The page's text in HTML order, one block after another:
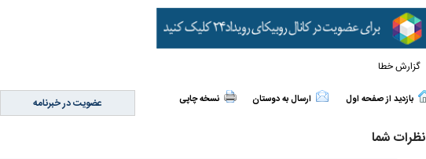
گزارش خطا
بازدید از صفحه اول ارسال به دوستان نسخه چاپی عضویت در خبرنامه
نظرات شما